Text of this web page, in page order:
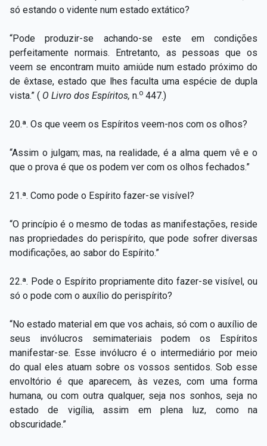
só estando o vidente num estado extático?
“Pode produzir-se achando-se este em condições
perfeitamente normais. Entretanto, as pessoas que os
veem se encontram muito amiúde num estado próximo do
de êxtase, estado que lhes faculta uma espécie de dupla
vista.” ( O Livro dos Espíritos, n.o 447.)
20.ª. Os que veem os Espíritos veem-nos com os olhos?
“Assim o julgam; mas, na realidade, é a alma quem vê e o
que o prova é que os podem ver com os olhos fechados.”
21.ª. Como pode o Espírito fazer-se visível?
“O princípio é o mesmo de todas as manifestações, reside
nas propriedades do perispírito, que pode sofrer diversas
modificações, ao sabor do Espírito.”
22.ª. Pode o Espírito propriamente dito fazer-se visível, ou
só o pode com o auxílio do perispírito?
“No estado material em que vos achais, só com o auxílio de
seus invólucros semimateriais podem os Espíritos
manifestar-se. Esse invólucro é o intermediário por meio
do qual eles atuam sobre os vossos sentidos. Sob esse
envoltório é que aparecem, às vezes, com uma forma
humana, ou com outra qualquer, seja nos sonhos, seja no
estado de vigília, assim em plena luz, como na
obscuridade.”